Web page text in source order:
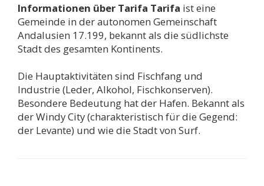
Informationen über Tarifa Tarifa ist eine
Gemeinde in der autonomen Gemeinschaft
Andalusien 17.199, bekannt als die südlichste
Stadt des gesamten Kontinents.
Die Hauptaktivitäten sind Fischfang und
Industrie (Leder, Alkohol, Fischkonserven).
Besondere Bedeutung hat der Hafen. Bekannt als
der Windy City (charakteristisch für die Gegend:
der Levante) und wie die Stadt von Surf.